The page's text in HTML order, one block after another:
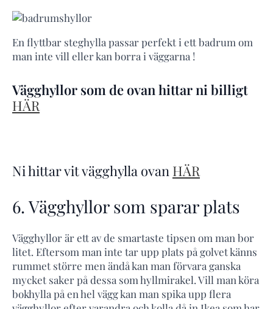
En flyttbar steghylla passar perfekt i ett badrum om
man inte vill eller kan borra i väggarna !
Vägghyllor som de ovan hittar ni billigt
HÄR
Ni hittar vit vägghylla ovan HÄR
6. Vägghyllor som sparar plats
Vägghyllor är ett av de smartaste tipsen om man bor
litet. Eftersom man inte tar upp plats på golvet känns
rummet större men ändå kan man förvara ganska
mycket saker på dessa som hyllmirakel. Vill man köra
bokhylla på en hel vägg kan man spika upp flera